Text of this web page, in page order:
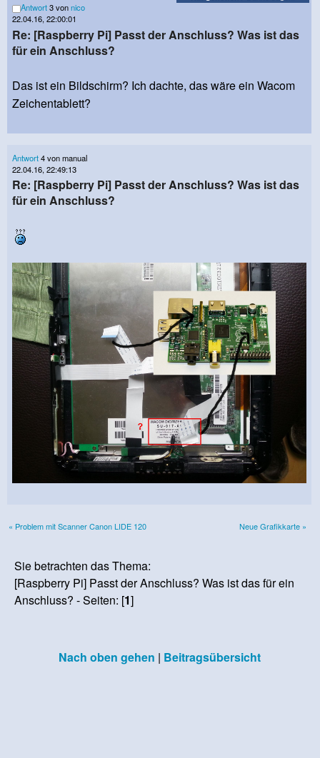
Antwort3 vonnico
22.04.16, 22:00:01
Re: [Raspberry Pi] Passt der Anschluss? Was ist das
für ein Anschluss?
Das ist ein Bildschirm? Ich dachte, das wäre ein Wacom
Zeichentablett?
Antwort4 von manual
22.04.16, 22:49:13
Re: [Raspberry Pi] Passt der Anschluss? Was ist das
für ein Anschluss?
« Problem mit Scanner Canon LIDE 120 Neue Grafikkarte »
Sie betrachten das Thema:
[Raspberry Pi] Passt der Anschluss? Was ist das für ein
Anschluss? - Seiten: [1]
Nach oben gehen | Beitragsübersicht